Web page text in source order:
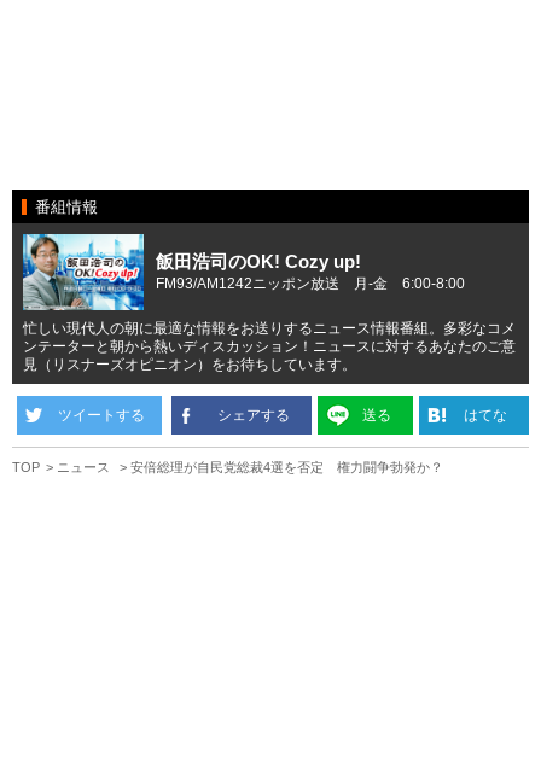
番組情報
飯田浩司のOK! Cozy up!
FM93/AM1242ニッポン放送 月-金 6:00-8:00
忙しい現代人の朝に最適な情報をお送りするニュース情報番組。多彩なコメ
ンテーターと朝から熱いディスカッション！ニュースに対するあなたのご意
見（リスナーズオピニオン）をお待ちしています。
ツイートする シェアする 送る はてな
TOP ニュース 安倍総理が自民党総裁4選を否定 権力闘争勃発か？